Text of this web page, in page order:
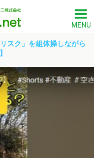
MENU
スク」を組体操しながら